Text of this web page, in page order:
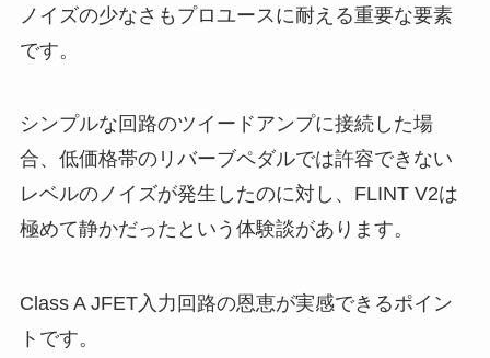
ノイズの少なさもプロユースに耐える重要な要素
です。
シンプルな回路のツイードアンプに接続した場
合、低価格帯のリバーブペダルでは許容できない
レベルのノイズが発生したのに対し、FLINT V2は
極めて静かだったという体験談があります。
Class A JFET入力回路の恩恵が実感できるポイン
トです。